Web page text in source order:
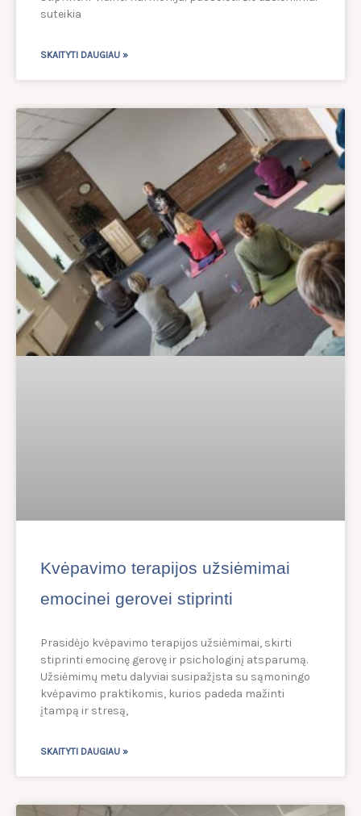
suteikia
SKAITYTI DAUGIAU »
Kvėpavimo terapijos užsiėmimai
emocinei gerovei stiprinti
Prasidėjo kvėpavimo terapijos užsiėmimai, skirti
stiprinti emocinę gerovę ir psichologinį atsparumą.
Užsiėmimų metu dalyviai susipažįsta su sąmoningo
kvėpavimo praktikomis, kurios padeda mažinti
įtampą ir stresą,
SKAITYTI DAUGIAU »